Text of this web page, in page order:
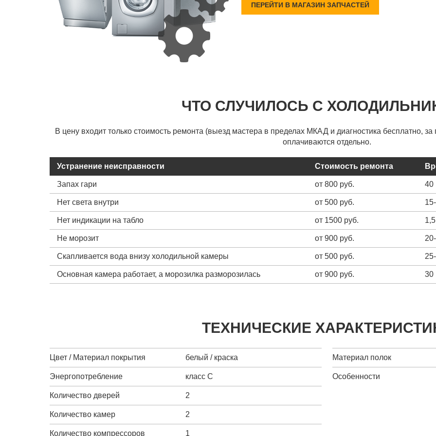
ПЕРЕЙТИ В МАГАЗИН ЗАПЧАСТЕЙ
ЧТО СЛУЧИЛОСЬ С
В цену входит только стоимость ремонта (выезд мастера в пределах МКАД и диагностика бесплатно,
оплачиваются отдельно.
Устранение неисправности Стоимость ремонта
Запах гари от 800 руб. 40
Нет света внутри от 500 руб.
Нет индикации на табло от 1500 руб.
Не морозит от 900 руб.
Скапливается вода внизу холодильной камеры от 500 руб.
Основная камера работает, а морозилка разморозилась от 900 руб. 30
ТЕХНИЧЕСКИЕ
Цвет / Материал покрытия белый / краска
Энергопотребление класс C
Количество дверей 2
Количество камер 2
Количество компрессоров 1
Материал полок
Особенности